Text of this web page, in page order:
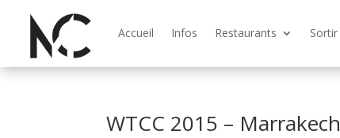
Accueil Infos Restaurants Sortir
WTCC 2015 – Marrakech